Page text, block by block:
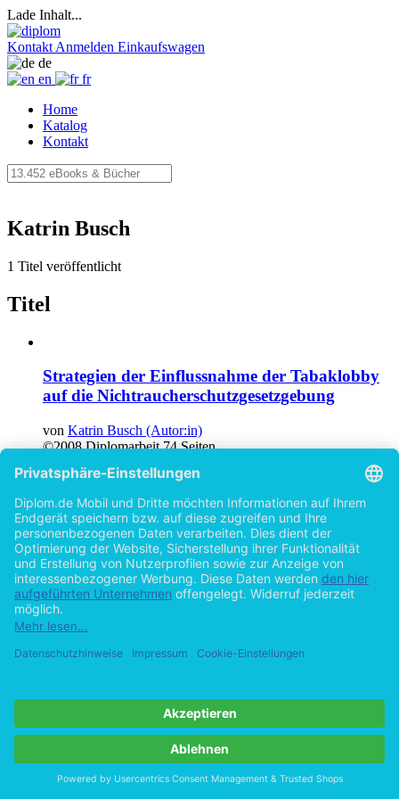
Lade Inhalt...
Kontakt Anmelden Einkaufswagen
de
en
fr
Home
Katalog
Kontakt
Katrin Busch
1 Titel veröffentlicht
Titel
Strategien der Einflussnahme der Tabaklobby
auf die Nichtraucherschutzgesetzgebung
von Katrin Busch (Autor:in)
©2008 Diplomarbeit 74 Seiten
Hilfe/FAQ
Datenschutz
AGB
Vertrag widerrufen
Zur Desktop-Version
Copyright ©Imprint in der Bedey & Thoms Media GmbH powered
byOpen Publishing
Cookie-Einstellungen